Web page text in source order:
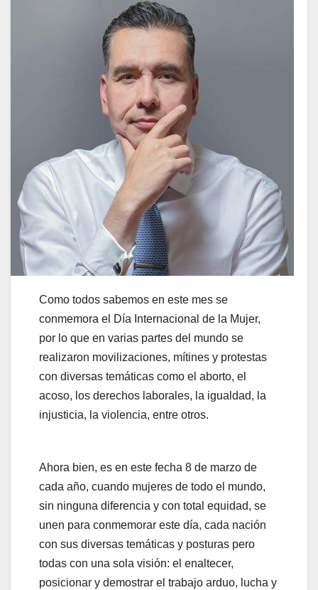
Como todos sabemos en este mes se
conmemora el Día Internacional de la Mujer,
por lo que en varias partes del mundo se
realizaron movilizaciones, mítines y protestas
con diversas temáticas como el aborto, el
acoso, los derechos laborales, la igualdad, la
injusticia, la violencia, entre otros.
Ahora bien, es en este fecha 8 de marzo de
cada año, cuando mujeres de todo el mundo,
sin ninguna diferencia y con total equidad, se
unen para conmemorar este día, cada nación
con sus diversas temáticas y posturas pero
todas con una sola visión: el enaltecer,
posicionar y demostrar el trabajo arduo, lucha y